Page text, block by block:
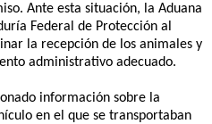
Ante esta situación, la Aduana
Federal de Protección al
la recepción de los animales y
administrativo adecuado.
información sobre la
en el que se transportaban